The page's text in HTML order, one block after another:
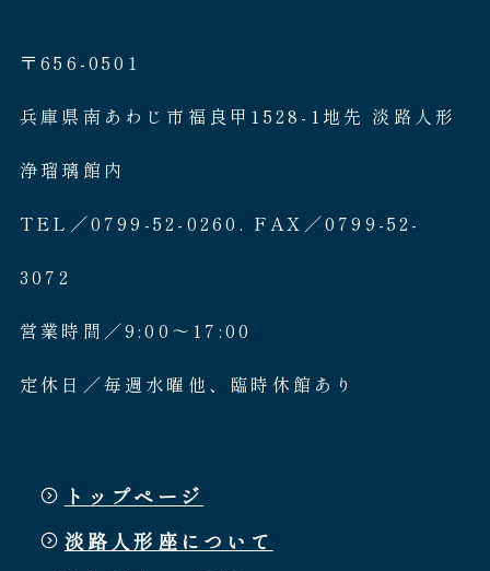
〒656-0501
兵庫県南あわじ市福良甲1528-1地先 淡路人形
浄瑠璃館内
TEL／0799-52-0260. FAX／0799-52-
3072
営業時間／9:00〜17:00
定休日／毎週水曜他、臨時休館あり
トップページ
淡路人形座について